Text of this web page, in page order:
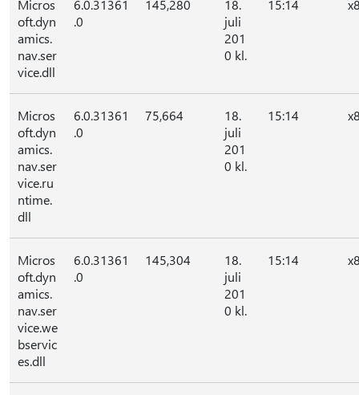
Micros
oft.dyn
amics.
nav.ser
vice.dll
6.0.31361
.0
145,280
18.
juli
201
0 kl.
15:14
Micros
oft.dyn
amics.
nav.ser
vice.ru
ntime.
dll
6.0.31361
.0
75,664
18.
juli
201
0 kl.
15:14
Micros
oft.dyn
amics.
nav.ser
vice.we
bservic
es.dll
6.0.31361
.0
145,304
18.
juli
201
0 kl.
15:14